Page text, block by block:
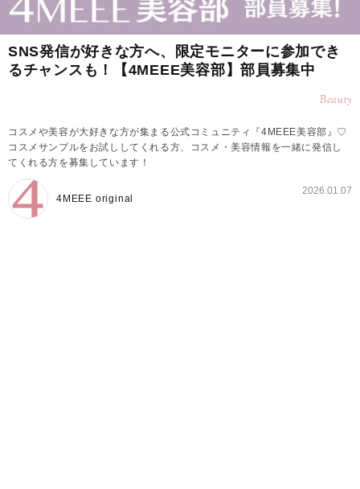
SNS発信が好きな方へ、限定モニターに参加でき
るチャンスも！【4MEEE美容部】部員募集中
Beauty
コスメや美容が大好きな方が集まる公式コミュニティ『4MEEE美容部』♡
コスメサンプルをお試ししてくれる方、コスメ・美容情報を一緒に発信し
てくれる方を募集しています！
4MEEE original
2026.01.07